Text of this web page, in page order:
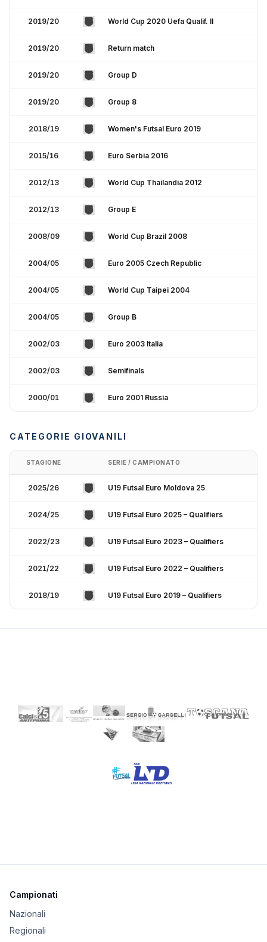
2019/20 World Cup 2020 Uefa Qualif. II
2019/20 Return match
2019/20 Group D
2019/20 Group 8
2018/19 Women's Futsal Euro 2019
2015/16 Euro Serbia 2016
2012/13 World Cup Thailandia 2012
2012/13 Group E
2008/09 World Cup Brazil 2008
2004/05 Euro 2005 Czech Republic
2004/05 World Cup Taipei 2004
2004/05 Group B
2002/03 Euro 2003 Italia
2002/03 Semifinals
2000/01 Euro 2001 Russia
CATEGORIE GIOVANILI
STAGIONE SERIE / CAMPIONATO
2025/26 U19 Futsal Euro Moldova 25
2024/25 U19 Futsal Euro 2025 – Qualifiers
2022/23 U19 Futsal Euro 2023 – Qualifiers
2021/22 U19 Futsal Euro 2022 – Qualifiers
2018/19 U19 Futsal Euro 2019 – Qualifiers
Campionati
Nazionali
Regionali